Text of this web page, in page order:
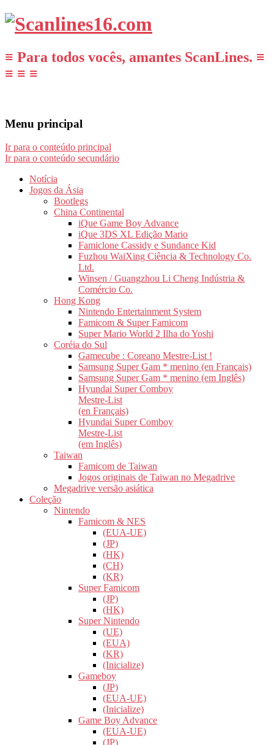
≡ Para todos vocês, amantes ScanLines. ≡
≡ ≡ ≡
Menu principal
Ir para o conteúdo principal
Ir para o conteúdo secundário
Notícia
Jogos da Ásia
Bootlegs
China Continental
iQue Game Boy Advance
iQue 3DS XL Edição Mario
Famiclone Cassidy e Sundance Kid
Fuzhou WaiXing Ciência & Technology Co.
Ltd.
Winsen / Guangzhou Li Cheng Indústria &
Comércio Co.
Hong Kong
Nintendo Entertainment System
Famicom & Super Famicom
Super Mario World 2 Ilha do Yoshi
Coréia do Sul
Gamecube : Coreano Mestre-List !
Samsung Super Gam * menino (en Français)
Samsung Super Gam * menino (em Inglês)
Hyundai Super Comboy
Mestre-List
(en Français)
Hyundai Super Comboy
Mestre-List
(em Inglês)
Taiwan
Famicom de Taiwan
Jogos originais de Taiwan no Megadrive
Megadrive versão asiática
Coleção
Nintendo
Famicom & NES
(EUA-UE)
(JP)
(HK)
(CH)
(KR)
Super Famicom
(JP)
(HK)
Super Nintendo
(UE)
(EUA)
(KR)
(Inicialize)
Gameboy
(JP)
(EUA-UE)
(Inicialize)
Game Boy Advance
(EUA-UE)
(JP)